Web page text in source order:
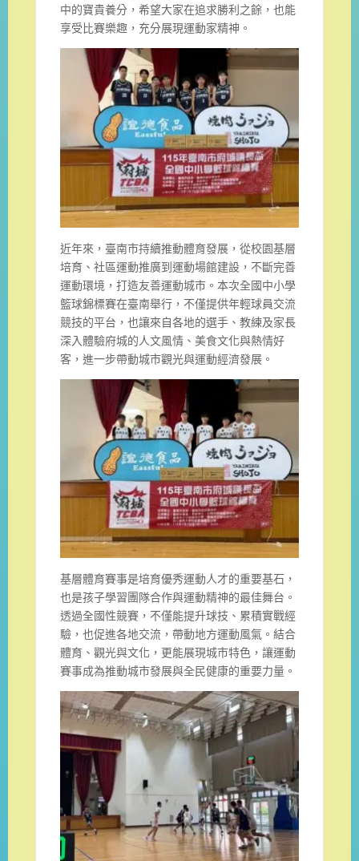
中的寶貴養分，希望大家在追求勝利之餘，也能
享受比賽樂趣，充分展現運動家精神。
近年來，臺南市持續推動體育發展，從校園基層
培育、社區運動推廣到運動場館建設，不斷完善
運動環境，打造友善運動城市。本次全國中小學
籃球錦標賽在臺南舉行，不僅提供年輕球員交流
競技的平台，也讓來自各地的選手、教練及家長
深入體驗府城的人文風情、美食文化與熱情好
客，進一步帶動城市觀光與運動經濟發展。
基層體育賽事是培育優秀運動人才的重要基石，
也是孩子學習團隊合作與運動精神的最佳舞台。
透過全國性競賽，不僅能提升球技、累積實戰經
驗，也促進各地交流，帶動地方運動風氣。結合
體育、觀光與文化，更能展現城市特色，讓運動
賽事成為推動城市發展與全民健康的重要力量。